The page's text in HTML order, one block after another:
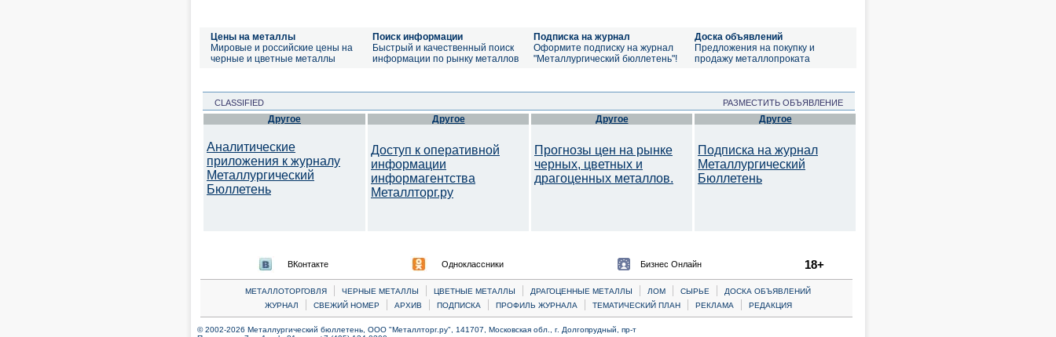
Цены на металлы
Мировые и российские цены на
черные и цветные металлы
Поиск информации
Быстрый и качественный поиск
информации по рынку металлов
Подписка на журнал
Оформите подписку на журнал
"Металлургический бюллетень"!
Доска объявлений
Предложения на покупку и
продажу металлопроката
CLASSIFIED РАЗМЕСТИТЬ ОБЪЯВЛЕНИЕ
Другое
Аналитические
приложения к журналу
Металлургический
Бюллетень
Другое
Доступ к оперативной
информации
информагентства
Металлторг.ру
Другое
Прогнозы цен на рынке
черных, цветных и
драгоценных металлов.
Другое
Подписка на журнал
Металлургический
Бюллетень
ВКонтакте Одноклассники Бизнес Онлайн 18+
МЕТАЛЛОТОРГОВЛЯ | ЧЕРНЫЕ МЕТАЛЛЫ | ЦВЕТНЫЕ МЕТАЛЛЫ | ДРАГОЦЕННЫЕ МЕТАЛЛЫ | ЛОМ | CЫРЬЕ |
ДОСКА ОБЪЯВЛЕНИЙ
ЖУРНАЛ
| СВЕЖИЙ НОМЕР | АРХИВ | ПОДПИСКА | ПРОФИЛЬ ЖУРНАЛА | ТЕМАТИЧЕСКИЙ ПЛАН | РЕКЛАМА | РЕДАКЦИЯ
© 2002-2026 Металлургический бюллетень, ООО "Металлторг.ру", 141707, Московская обл., г. Долгопрудный, пр-т